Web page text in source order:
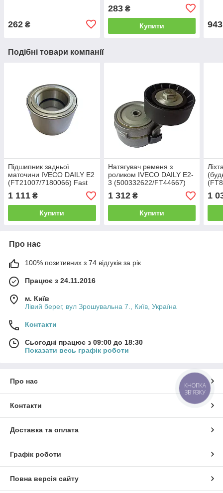
262 ₴
283₴
Купити 943
Подібні товари компанії
Підшипник задньої
маточини IVECO DAILY Е2
(FT21007/7180066) Fast
1 111 ₴
Купити
Натягувач ременя з
роликом IVECO DAILY Е2-
3 (500332622/FT44667)
Fast
1 312₴
Купити
Fast
1
Про нас
100% позитивних з 74 відгуків за рік
Працює з 24.11.2016
м. Київ
Лівий берег, вул Зрошувальна 7., Київ, Україна
Контакти
Сьогодні працює з 09:00 до 18:30
Показати весь графік роботи
Про нас
Контакти
Доставка та оплата
Графік роботи
Повна версія сайту
КНОПКА
ЗВ'ЯЗКУ